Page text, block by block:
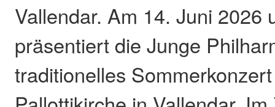
Vallendar. Am 14. Juni 2026
präsentiert die Junge
traditionelles